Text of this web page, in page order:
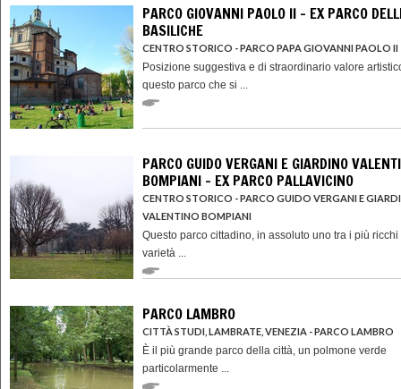
PARCO GIOVANNI PAOLO II - EX PARCO
BASILICHE
CENTRO STORICO - PARCO PAPA GIOVANNI PAOLO II
Posizione suggestiva e di straordinario valore
questo parco che si ...
PARCO GUIDO VERGANI E GIARDINO
BOMPIANI - EX PARCO PALLAVICINO
CENTRO STORICO - PARCO GUIDO VERGANI E
VALENTINO BOMPIANI
Questo parco cittadino, in assoluto uno tra i più ricchi
varietà ...
PARCO LAMBRO
CITTÀ STUDI, LAMBRATE, VENEZIA - PARCO LAMBRO
È il più grande parco della città, un polmone verde
particolarmente ...